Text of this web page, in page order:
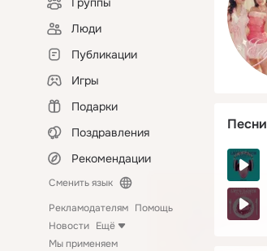
Люди
Публикации
Игры
Подарки
Поздравления
Рекомендации
Сменить язык
Рекламодателям Помощь
Новости Ещё
Мы применяем
Песни